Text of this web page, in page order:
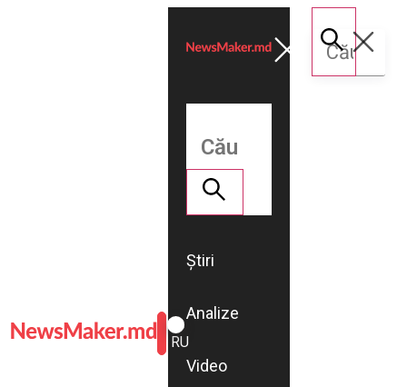
ROMÂNĂ
RU
Știri
Analize
Video